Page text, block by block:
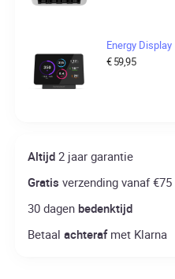
Energy Display
€59,95
Altijd 2 jaar garantie
Gratis verzending vanaf €75
30 dagen bedenktijd
Betaalachterafmet Klarna